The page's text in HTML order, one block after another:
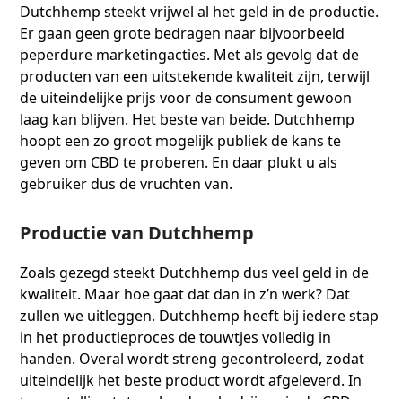
Dutchhemp steekt vrijwel al het geld in de productie.
Er gaan geen grote bedragen naar bijvoorbeeld
peperdure marketingacties. Met als gevolg dat de
producten van een uitstekende kwaliteit zijn, terwijl
de uiteindelijke prijs voor de consument gewoon
laag kan blijven. Het beste van beide. Dutchhemp
hoopt een zo groot mogelijk publiek de kans te
geven om CBD te proberen. En daar plukt u als
gebruiker dus de vruchten van.
Productie van Dutchhemp
Zoals gezegd steekt Dutchhemp dus veel geld in de
kwaliteit. Maar hoe gaat dat dan in z’n werk? Dat
zullen we uitleggen. Dutchhemp heeft bij iedere stap
in het productieproces de touwtjes volledig in
handen. Overal wordt streng gecontroleerd, zodat
uiteindelijk het beste product wordt afgeleverd. In